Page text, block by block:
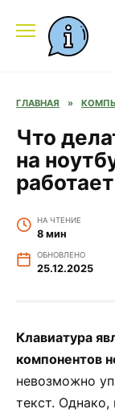
содержанию
ГЛАВНАЯ »
Что
на
НА ЧТЕНИЕ
8 мин
ОБНОВЛЕНО
25.12.2025
Клавиатура
компонентов
невозможно
текст. Однако,